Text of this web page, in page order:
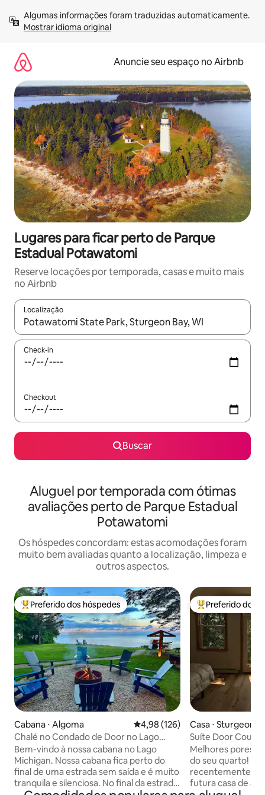
para
Mostrar idioma original
Anuncie seu espaço no Airbnb
Lugares para ficar perto de Parque
Estadual Potawatomi
Reserve locações por temporada, casas e muito mais
no Airbnb
Localização
Quando os resultados estiverem disponíveis, explore-os
Check-in
Checkout
Buscar
Aluguel por temporada com ótimas
avaliações perto de Parque Estadual
Potawatomi
Os hóspedes concordam: estas acomodações foram
muito bem avaliadas quanto a localização, limpeza e
outros aspectos.
Entre os melhores preferidos dos hóspedes
Preferido dos hóspedes
Cabana ⋅ Algoma 4,98 de uma avaliação média de
4,98 (126)
Chalé no Condado de Door no Lago
Michigan | Sem taxa de limpeza!
Bem-vindo à nossa cabana no Lago
Michigan. Nossa cabana fica perto do
final de uma estrada sem saída e é muito
tranquila e silenciosa. No final da estrada
Entre os
Preferido dos
Casa ⋅ Sturgeon
Suíte Door
Birmingham
Melhores pores
do seu quarto! Construído em 1976,
recentemente
futura casa de